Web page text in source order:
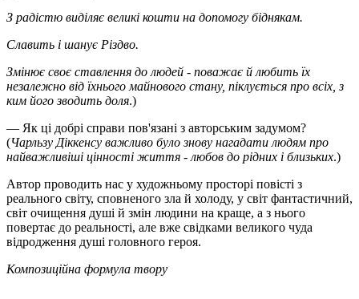
З радістю виділяє великі кошти на допомогу біднякам.
Славить і шанує Різдво.
Змінює своє ставлення до людей - поважає й любить їх
незалежно від їхнього майнового стану, піклується про всіх, з
ким його зводить доля.)
— Як ці добрі справи пов'язані з авторським задумом?
(Чарльзу Діккенсу важливо було знову нагадати людям про
найважливіші цінності життя - любов до рідних і близьких.)
Автор проводить нас у художньому просторі повісті з
реального світу, сповненого зла й холоду, у світ фантастичний,
світ очищення душі й змін людини на краще, а з нього
повертає до реальності, але вже свідками великого чуда
відродження душі головного героя.
Композиційна формула твору